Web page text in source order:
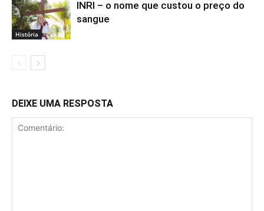
História
INRI – o nome que custou o preço do
sangue
DEIXE UMA RESPOSTA